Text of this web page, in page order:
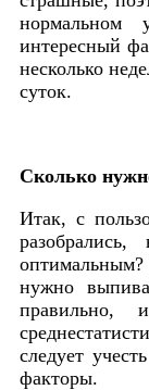
интересный
несколько
суток.
Сколько
Итак, с
нужно
правильно,
следует
факторы.